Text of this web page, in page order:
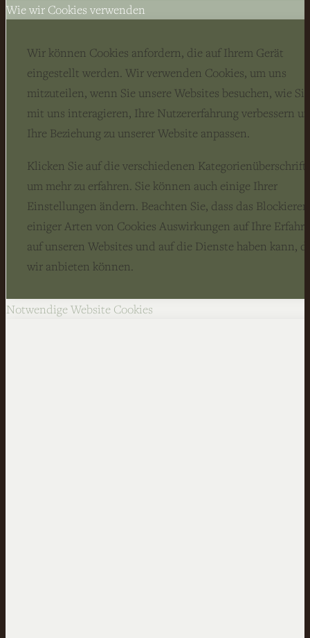
Wie wir Cookies verwenden
Wir können Cookies anfordern, die auf Ihrem Gerät
eingestellt werden. Wir verwenden Cookies, um uns
mitzuteilen, wenn Sie unsere Websites besuchen, wie Sie
mit uns interagieren, Ihre Nutzererfahrung verbessern
Ihre Beziehung zu unserer Website anpassen.
Klicken Sie auf die verschiedenen
um mehr zu erfahren. Sie können auch einige Ihrer
Einstellungen ändern. Beachten Sie, dass das Blockieren
einiger Arten von Cookies Auswirkungen auf Ihre
auf unseren Websites und auf die Dienste haben kann,
wir anbieten können.
Notwendige Website Cookies